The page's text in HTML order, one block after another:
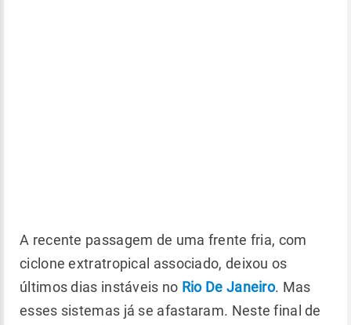
A recente passagem de uma frente fria, com
ciclone extratropical associado, deixou os
últimos dias instáveis no Rio De Janeiro. Mas
esses sistemas já se afastaram. Neste final de